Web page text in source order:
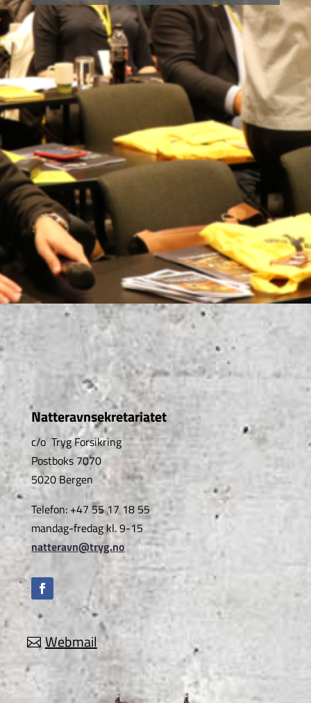
Natteravnsekretariatet
c/o Tryg Forsikring
Postboks 7070
5020 Bergen
Telefon: +47 55 17 18 55
mandag-fredag kl. 9-15
natteravn@tryg.no
Webmail